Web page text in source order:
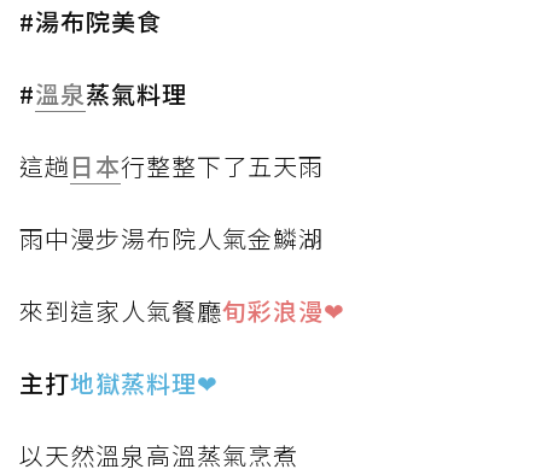
#湯布院美食
#溫泉蒸氣料理
這趟日本行整整下了五天雨
雨中漫步湯布院人氣金鱗湖
來到這家人氣餐廳旬彩浪漫❤
主打地獄蒸料理❤
以天然溫泉高溫蒸氣烹煮